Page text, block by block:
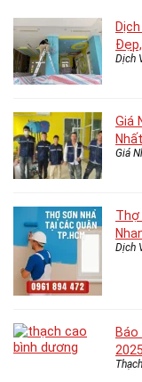
Dịch
Giá
Giá
Thợ
Dịch